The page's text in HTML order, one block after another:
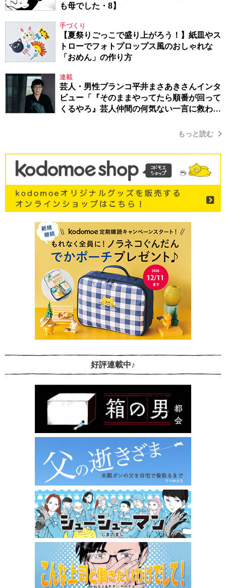
も母でした・8】
手づくり
【夏祭りごっこで盛り上がろう！】紙皿やス
トローでフォトプロップス風のおしゃれな
「おめん」の作り方
連載
芸人・男性ブランコ平井まさあきさんインタ
ビュー「『そのままやってたら順番が回って
くるやろ』芸人仲間の何気ない一言に救われ
もっと読む
好評連載中♪